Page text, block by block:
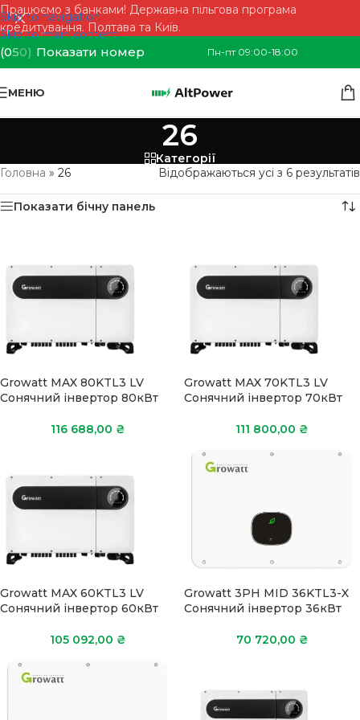
Skip to navigation
Skip to main content
Працюємо з банками! Державна пільгова програма
кредитування. Полтава та Київ.
(050) Показати номер Пн-пт 09:00-18:00
МЕНЮ
26
Категорії
Головна » 26 Відображаються усі з 6 результатів
Показати бічну панель
Growatt MAX 80KTL3 LV
Сонячний інвертор 80кВт
116 688,00 ₴
Growatt MAX 70KTL3 LV
Сонячний інвертор 70кВт
111 800,00 ₴
Growatt MAX 60KTL3 LV
Сонячний інвертор 60кВт
105 092,00 ₴
Growatt 3PH MID 36KTL3-X
Сонячний інвертор 36кВт
70 720,00 ₴